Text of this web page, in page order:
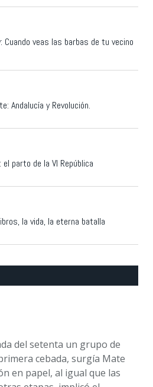
Cuando veas las barbas de tu vecino
Andalucía y Revolución.
el parto de la VI República
la vida, la eterna batalla
del setenta un grupo de
cebada, surgía Mate
en papel, al igual que las